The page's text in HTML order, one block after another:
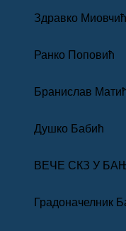
Здравко Миовчић
Ранко Поповић
Бранислав
Душко Бабић
ВЕЧЕ СКЗ У
Градоначелник